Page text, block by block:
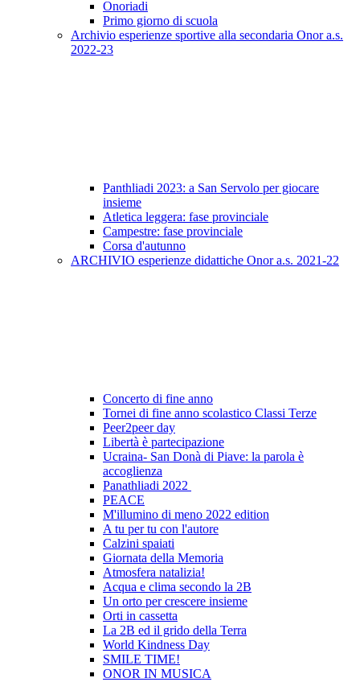
Onoriadi
Primo giorno di scuola
Archivio esperienze sportive alla secondaria Onor a.s.
2022-23
Panthliadi 2023: a San Servolo per giocare
insieme
Atletica leggera: fase provinciale
Campestre: fase provinciale
Corsa d'autunno
ARCHIVIO esperienze didattiche Onor a.s. 2021-22
Concerto di fine anno
Tornei di fine anno scolastico Classi Terze
Peer2peer day
Libertà è partecipazione
Ucraina- San Donà di Piave: la parola è
accoglienza
Panathliadi 2022
PEACE
M'illumino di meno 2022 edition
A tu per tu con l'autore
Calzini spaiati
Giornata della Memoria
Atmosfera natalizia!
Acqua e clima secondo la 2B
Un orto per crescere insieme
Orti in cassetta
La 2B ed il grido della Terra
World Kindness Day
SMILE TIME!
ONOR IN MUSICA